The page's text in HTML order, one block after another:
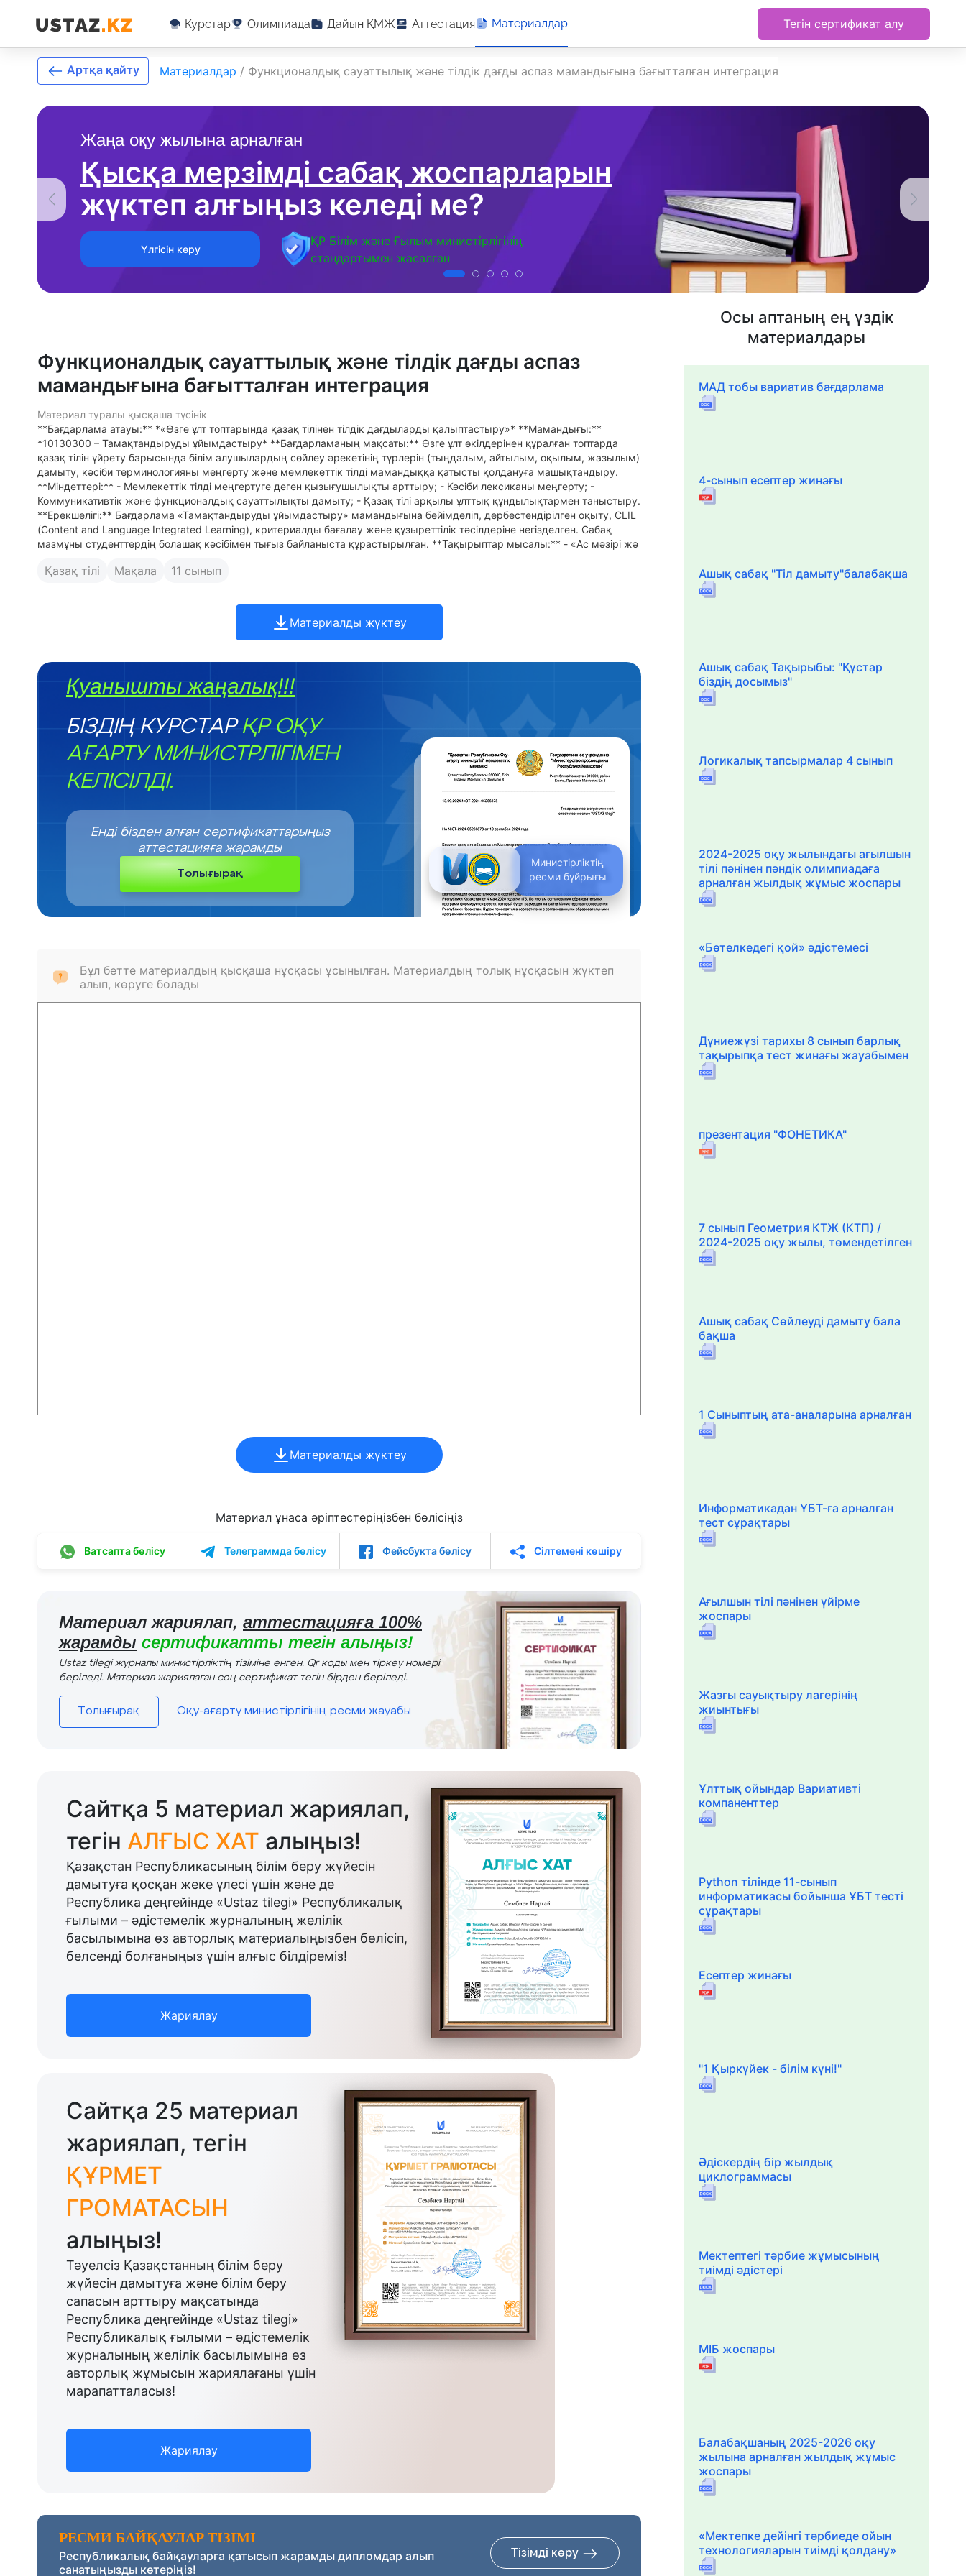
Курстар Олимпиада Дайын ҚМЖ Аттестация Материалдар Тегін сертификат алу
Жаңа оқу жылына арналған
Қысқа мерзімді сабақ жоспарларын
жүктеп алғыңыз келеді ме?
Үлгісін көру
ҚР Білім және Ғылым министірлігінің
стандартымен жасалған
Артқа қайту Материалдар / Функционалдық сауаттылық және тілдік дағды аспаз мамандығына бағытталған интеграция
Функционалдық сауаттылық және тілдік дағды аспаз
мамандығына бағытталған интеграция
Материал туралы қысқаша түсінік
**Бағдарлама атауы:** *«Өзге ұлт топтарында қазақ тілінен тілдік дағдыларды қалыптастыру»* **Мамандығы:**
*10130300 – Тамақтандыруды ұйымдастыру* **Бағдарламаның мақсаты:** Өзге ұлт өкілдерінен құралған топтарда
қазақ тілін үйрету барысында білім алушылардың сөйлеу әрекетінің түрлерін (тыңдалым, айтылым, оқылым, жазылым)
дамыту, кәсіби терминологияны меңгерту және мемлекеттік тілді мамандыққа қатысты қолдануға машықтандыру.
**Міндеттері:** - Мемлекеттік тілді меңгертуге деген қызығушылықты арттыру; - Кәсіби лексиканы меңгерту; -
Коммуникативтік және функционалдық сауаттылықты дамыту; - Қазақ тілі арқылы ұлттық құндылықтармен таныстыру.
**Ерекшелігі:** Бағдарлама «Тамақтандыруды ұйымдастыру» мамандығына бейімделіп, дербестендірілген оқыту, CLIL
(Content and Language Integrated Learning), критериалды бағалау және құзыреттілік тәсілдеріне негізделген. Сабақ
мазмұны студенттердің болашақ кәсібімен тығыз байланыста құрастырылған. **Тақырыптар мысалы:** - «Ас мәзірі жә
Қазақ тілі Мақала 11 сынып
Материалды жүктеу
Қуанышты жаңалық!!!
БІЗДІҢ КУРСТАР ҚР ОҚУ
АҒАРТУ МИНИСТРЛІГІМЕН
КЕЛІСІЛДІ.
Министірліктің
ресми бұйрығы
Енді бізден алған сертификаттарыңыз
аттестацияға жарамды
Толығырақ
Бұл бетте материалдың қысқаша нұсқасы ұсынылған. Материалдың толық нұсқасын жүктеп
алып, көруге болады
Материалды жүктеу
Материал ұнаса әріптестеріңізбен бөлісіңіз
Ватсапта бөлісу Телеграммда бөлісу Фейсбукта бөлісу Сілтемені көшіру
Материал жариялап, аттестацияға 100%
жарамды сертификатты тегін алыңыз!
Ustaz tilegi журналы министірліктің тізіміне енген. Qr коды мен тіркеу номері
беріледі. Материал жариялаған соң сертификат тегін бірден беріледі.
Толығырақ Оқу-ағарту министірлігінің ресми жауабы
Сайтқа 5 материал жариялап,
тегін АЛҒЫС ХАТ алыңыз!
Қазақстан Республикасының білім беру жүйесін
дамытуға қосқан жеке үлесі үшін және де
Республика деңгейінде «Ustaz tilegi» Республикалық
ғылыми – әдістемелік журналының желілік
басылымына өз авторлық материалыңызбен бөлісіп,
белсенді болғаныңыз үшін алғыс білдіреміз!
Жариялау
Сайтқа 25 материал
жариялап, тегін
ҚҰРМЕТ
ГРОМАТАСЫН
алыңыз!
Тәуелсіз Қазақстанның білім беру
жүйесін дамытуға және білім беру
сапасын арттыру мақсатында
Республика деңгейінде «Ustaz tilegi»
Республикалық ғылыми – әдістемелік
журналының желілік басылымына өз
авторлық жұмысын жариялағаны үшін
марапатталасыз!
Жариялау
РЕСМИ БАЙҚАУЛАР ТІЗІМІ
Республикалық байқауларға қатысып жарамды дипломдар алып
санатыңызды көтеріңіз!
Тізімді көру
Осы аптаның ең үздік
материалдары
МАД тобы вариатив бағдарлама
4-сынып есептер жинағы
Ашық сабақ "Тіл дамыту"балабақша
Ашық сабақ Тақырыбы: "Құстар
біздің досымыз"
Логикалық тапсырмалар 4 сынып
2024-2025 оқу жылындағы ағылшын
тілі пәнінен пәндік олимпиадаға
арналған жылдық жұмыс жоспары
«Бөтелкедегі қой» әдістемесі
Дүниежүзі тарихы 8 сынып барлық
тақырыпқа тест жинағы жауабымен
презентация "ФОНЕТИКА"
7 сынып Геометрия КТЖ (КТП) /
2024-2025 оқу жылы, төмендетілген
Ашық сабақ Сөйлеуді дамыту бала
бақша
1 Сыныптың ата-аналарына арналған
Информатикадан ҰБТ-ға арналған
тест сұрақтары
Ағылшын тілі пәнінен үйірме
жоспары
Жазғы сауықтыру лагерінің
жиынтығы
Ұлттық ойындар Вариативті
компаненттер
Python тілінде 11-сынып
информатикасы бойынша ҰБТ тесті
сұрақтары
Есептер жинағы
"1 Қыркүйек - білім күні!"
Әдіскердің бір жылдық
циклограммасы
Мектептегі тәрбие жұмысының
тиімді әдістері
МІБ жоспары
Балабақшаның 2025-2026 оқу
жылына арналған жылдық жұмыс
жоспары
«Мектепке дейінгі тәрбиеде ойын
технологияларын тиімді қолдану»